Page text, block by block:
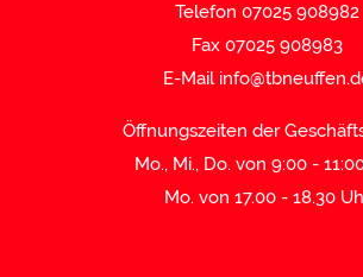
Telefon 07025 908982
Fax 07025 908983
E-Mail
Öffnungszeiten der
Mo., Mi., Do. von 9:00 -
Mo. von 17.00 - 18.30